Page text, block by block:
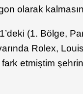
olarak
(1. Bölge,
Rolex,
etmiştim